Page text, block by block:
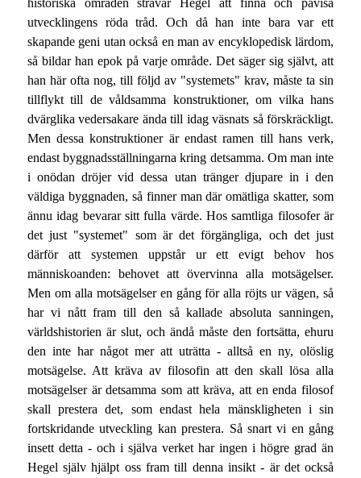
utvecklingens röda tråd. Och då han inte bara var ett
skapande geni utan också en man av encyklopedisk lärdom,
så bildar han epok på varje område. Det säger sig självt, att
han här ofta nog, till följd av "systemets" krav, måste ta sin
tillflykt till de våldsamma konstruktioner, om vilka hans
dvärglika vedersakare ända till idag väsnats så förskräckligt.
Men dessa konstruktioner är endast ramen till hans verk,
endast byggnadsställningarna kring detsamma. Om man inte
i onödan dröjer vid dessa utan tränger djupare in i den
väldiga byggnaden, så finner man där omätliga skatter, som
ännu idag bevarar sitt fulla värde. Hos samtliga filosofer är
det just "systemet" som är det förgängliga, och det just
därför att systemen uppstår ur ett evigt behov hos
människoanden: behovet att övervinna alla motsägelser.
Men om alla motsägelser en gång för alla röjts ur vägen, så
har vi nått fram till den så kallade absoluta sanningen,
världshistorien är slut, och ändå måste den fortsätta, ehuru
den inte har något mer att uträtta - alltså en ny, olöslig
motsägelse. Att kräva av filosofin att den skall lösa alla
motsägelser är detsamma som att kräva, att en enda filosof
skall prestera det, som endast hela mänskligheten i sin
fortskridande utveckling kan prestera. Så snart vi en gång
insett detta - och i själva verket har ingen i högre grad än
Hegel själv hjälpt oss fram till denna insikt - är det också